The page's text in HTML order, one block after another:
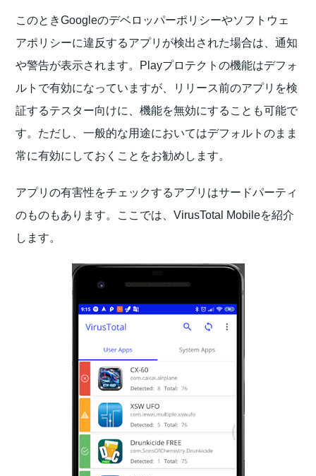
このときGoogleのデベロッパーポリシーやソフトウェ
アポリシーに違反するアプリが検出された場合は、通知
や警告が表示されます。Playプロテクトの機能はデフォ
ルトで有効になっていますが、リリース前のアプリを検
証するテスター向けに、機能を無効にすることも可能で
す。ただし、一般的な用途においてはデフォルトのまま
常に有効にしておくことをお勧めします。
アプリの有害性をチェックするアプリはサードパーティ
のものもあります。ここでは、VirusTotal Mobileを紹介
します。